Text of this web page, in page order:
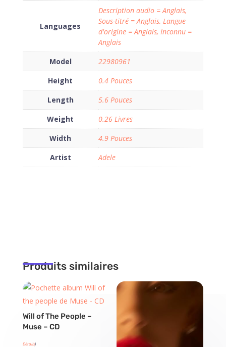
Languages
Description audio = Anglais,
Sous-titré = Anglais, Langue
d'origine = Anglais, Inconnu =
Anglais
Model
22980961
Height
0.4 Pouces
Length
5.6 Pouces
Weight
0.26 Livres
Width
4.9 Pouces
Artist
Adele
Produits similaires
Will of The People –
Muse – CD
Détails)